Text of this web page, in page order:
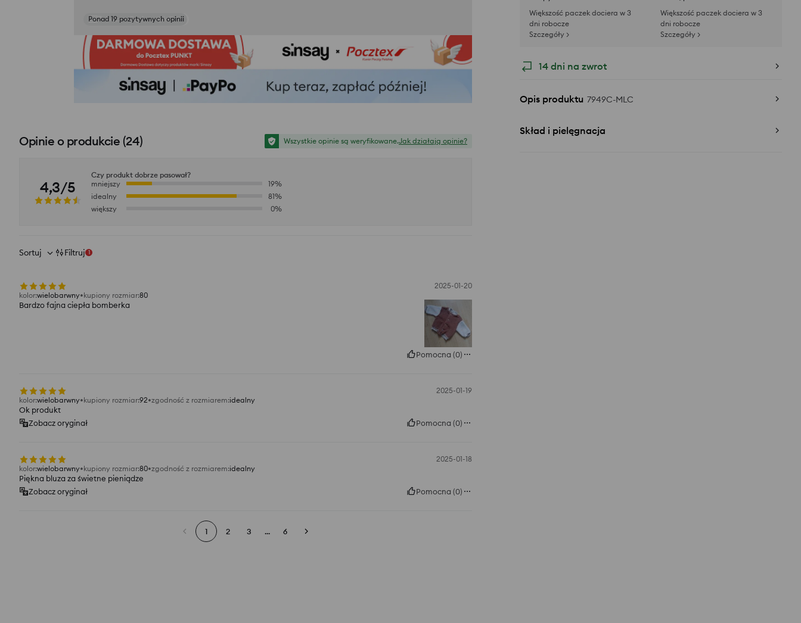
Większość paczek dociera w 3
dni robocze
Szczegóły >
Większość paczek dociera w 3
dni robocze
Szczegóły >
14 dni na zwrot
Opis produktu 7949C-MLC
Skład i pielęgnacja
Zobacz zdjęcia z opinii
Opinie o produkcie (24) Wszystkie opinie są weryfikowane.Jak działają opinie?
4,3/5
Czy produkt dobrze pasował?
mniejszy
19%
idealny
81%
większy
0%
Sortuj Filtruj 1
2025-01-20
kolor:wielobarwny kupiony rozmiar:80
Bardzo fajna ciepła bomberka
Pomocna (0)
2025-01-19
kolor:wielobarwny kupiony rozmiar:92 zgodność z rozmiarem:idealny
Ok produkt
Zobacz oryginał
Pomocna (0)
2025-01-18
kolor:wielobarwny kupiony rozmiar:80 zgodność z rozmiarem:idealny
Piękna bluza za świetne pieniądze
Zobacz oryginał
Pomocna (0)
1 2 3 ... 6